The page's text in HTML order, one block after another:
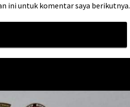
ini untuk komentar saya berikutnya.